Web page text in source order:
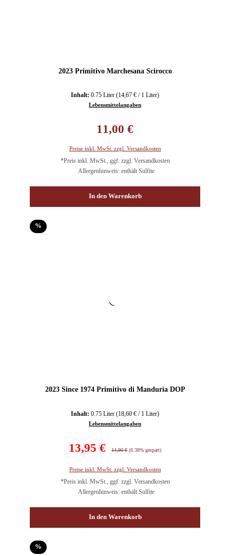
2023 Primitivo Marchesana Scirocco
Inhalt: 0.75 Liter (14,67 € / 1 Liter)
Lebensmittelangaben
11,00 €
Preise inkl. MwSt. zzgl. Versandkosten
*Preis inkl. MwSt., ggf. zzgl. Versandkosten
Allergenhinweis: enthält Sulfite
In den Warenkorb
%Rabatt
2023 Since 1974 Primitivo di Manduria DOP
Inhalt: 0.75 Liter (18,60 € / 1 Liter)
Lebensmittelangaben
13,95 € Regulärer Preis:
14,90 € (6.38% gespart)
Preise inkl. MwSt. zzgl. Versandkosten
*Preis inkl. MwSt., ggf. zzgl. Versandkosten
Allergenhinweis: enthält Sulfite
In den Warenkorb
%Rabatt